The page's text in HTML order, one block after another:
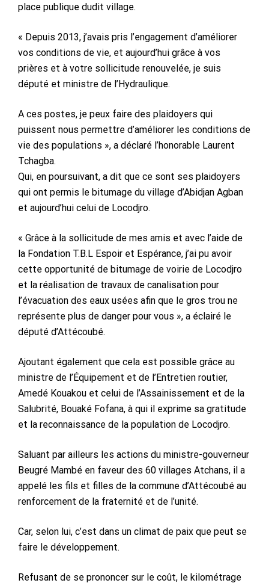
place publique dudit village.
« Depuis 2013, j’avais pris l’engagement d’améliorer
vos conditions de vie, et aujourd’hui grâce à vos
prières et à votre sollicitude renouvelée, je suis
député et ministre de l’Hydraulique.
A ces postes, je peux faire des plaidoyers qui
puissent nous permettre d’améliorer les conditions de
vie des populations », a déclaré l’honorable Laurent
Tchagba.
Qui, en poursuivant, a dit que ce sont ses plaidoyers
qui ont permis le bitumage du village d’Abidjan Agban
et aujourd’hui celui de Locodjro.
« Grâce à la sollicitude de mes amis et avec l’aide de
la Fondation T.B.L Espoir et Espérance, j’ai pu avoir
cette opportunité de bitumage de voirie de Locodjro
et la réalisation de travaux de canalisation pour
l’évacuation des eaux usées afin que le gros trou ne
représente plus de danger pour vous », a éclairé le
député d’Attécoubé.
Ajoutant également que cela est possible grâce au
ministre de l’Équipement et de l’Entretien routier,
Amedé Kouakou et celui de l’Assainissement et de la
Salubrité, Bouaké Fofana, à qui il exprime sa gratitude
et la reconnaissance de la population de Locodjro.
Saluant par ailleurs les actions du ministre-gouverneur
Beugré Mambé en faveur des 60 villages Atchans, il a
appelé les fils et filles de la commune d’Attécoubé au
renforcement de la fraternité et de l’unité.
Car, selon lui, c’est dans un climat de paix que peut se
faire le développement.
Refusant de se prononcer sur le coût, le kilométrage